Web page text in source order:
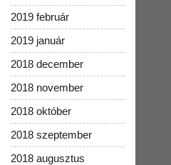
2019 február
2019 január
2018 december
2018 november
2018 október
2018 szeptember
2018 augusztus